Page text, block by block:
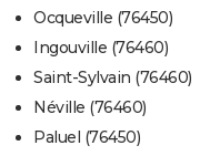
Ocqueville (76450)
Ingouville (76460)
Saint-Sylvain (76460)
Néville (76460)
Paluel (76450)